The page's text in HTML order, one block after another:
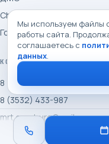
Check-up
Госгарантии, ОМС
КОНТАКТЫ
8 (3532) 433-505
8 (3532) 433-987
mrt.orenburg@mail.ru
Пн-Вс: 08:00-23:00
Мы используем файлы
работы сайта.
соглашаетесь с
данных.